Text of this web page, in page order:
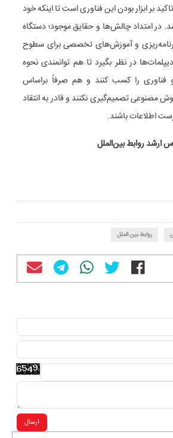
بر ابزار بودن این فناوری است تا اینکه خود
در امتداد چالش‌ها و حقایق موجود؛ دستگاه
و آموزش‌های تخصصی برای سطوح
در نظر بگیرد تا هم توانمندی نحوه
و فناوری را کسب کنند و هم صرفاً براساس
مصنوعی تصمیم‌گیری نکنند و قادر به انتقاد
اطلاعات باشند.
ارشد روابط بین‌الملل
روابط بین الملل
ارسال